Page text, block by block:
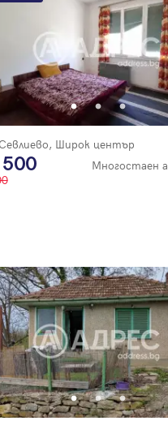
Севлиево, Широк център
Многостаен